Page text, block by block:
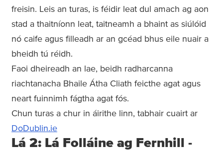
freisin. Leis an turas, is féidir leat dul amach ag aon
stad a thaitníonn leat, taitneamh a bhaint as siúlóid
nó caife agus filleadh ar an gcéad bhus eile nuair a
bheidh tú réidh.
Faoi dheireadh an lae, beidh radharcanna
riachtanacha Bhaile Átha Cliath feicthe agat agus
neart fuinnimh fágtha agat fós.
Chun turas a chur in áirithe linn, tabhair cuairt ar
DoDublin.ie
Lá 2: Lá Folláine ag Fernhill -